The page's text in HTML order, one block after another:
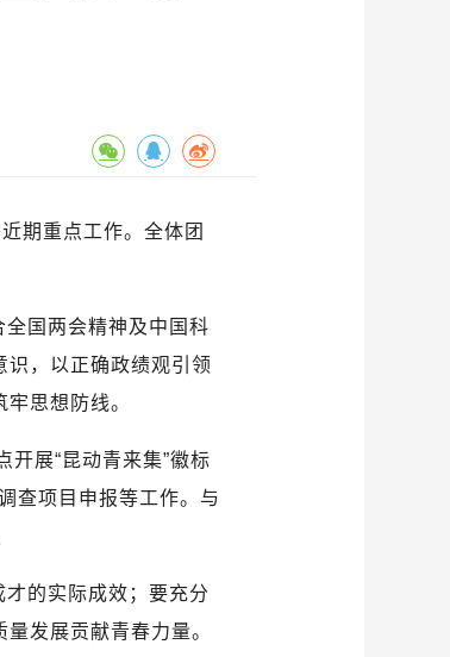
期重点工作。全体团
国两会精神及中国科
，以正确政绩观引领
思想防线。
展“昆动青来集”徽标
查项目申报等工作。与
的实际成效；要充分
发展贡献青春力量。